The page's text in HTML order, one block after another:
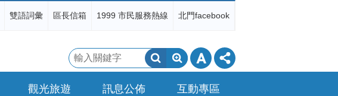
雙語詞彙 區長信箱 1999 市民服務熱線 北門facebook
搜
尋
觀光旅遊 訊息公佈 互動專區